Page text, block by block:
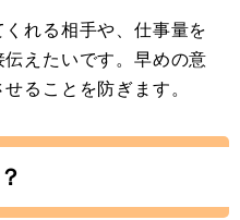
れる相手や、仕事量を
えたいです。早めの意
ることを防ぎます。